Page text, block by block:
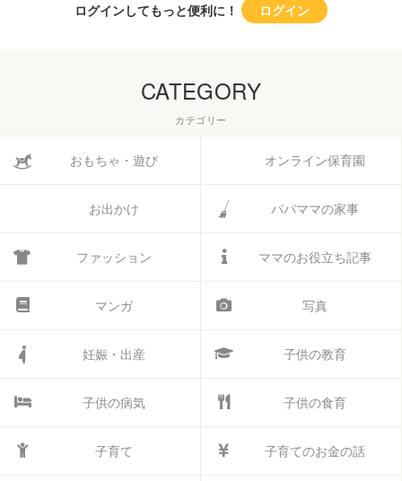
ログインしてもっと便利に！ ログイン
CATEGORY
カテゴリー
おもちゃ・遊び オンライン保育園
お出かけ パパママの家事
ファッション ママのお役立ち記事
マンガ 写真
妊娠・出産 子供の教育
子供の病気 子供の食育
子育て 子育てのお金の話